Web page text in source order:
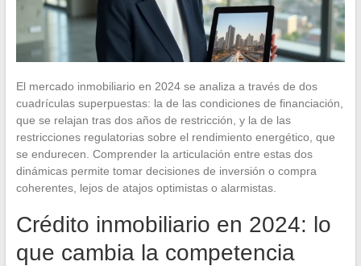
El mercado inmobiliario en 2024 se analiza a través de dos
cuadrículas superpuestas: la de las condiciones de financiación,
que se relajan tras dos años de restricción, y la de las
restricciones regulatorias sobre el rendimiento energético, que
se endurecen. Comprender la articulación entre estas dos
dinámicas permite tomar decisiones de inversión o compra
coherentes, lejos de atajos optimistas o alarmistas.
Crédito inmobiliario en 2024: lo
que cambia la competencia